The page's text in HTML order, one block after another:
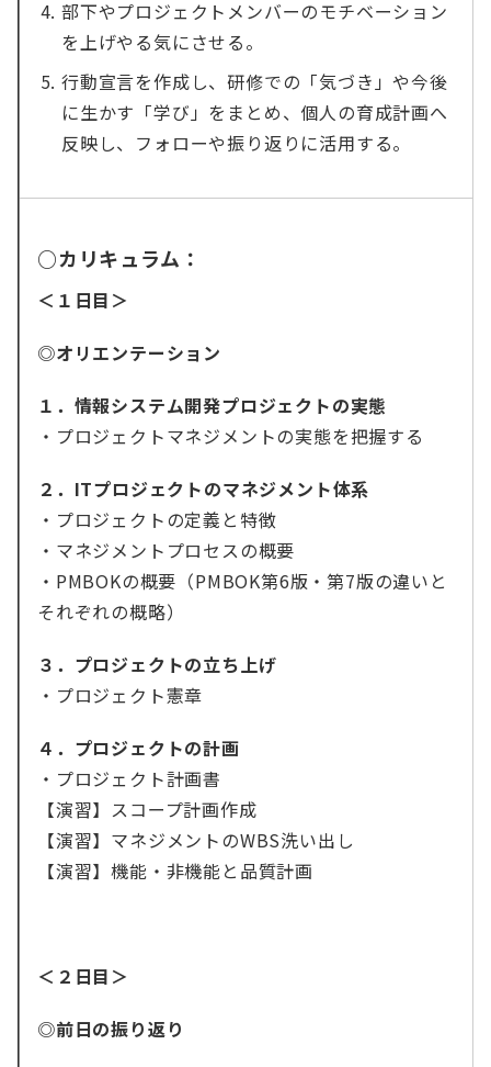
部下やプロジェクトメンバーのモチベーション
を上げやる気にさせる。
行動宣言を作成し、研修での「気づき」や今後
に生かす「学び」をまとめ、個人の育成計画へ
反映し、フォローや振り返りに活用する。
○カリキュラム：
＜１日目＞
◎オリエンテーション
１．情報システム開発プロジェクトの実態
・プロジェクトマネジメントの実態を把握する
２．ITプロジェクトのマネジメント体系
・プロジェクトの定義と特徴
・マネジメントプロセスの概要
・PMBOKの概要（PMBOK第6版・第7版の違いと
それぞれの概略）
３．プロジェクトの立ち上げ
・プロジェクト憲章
４．プロジェクトの計画
・プロジェクト計画書
【演習】スコープ計画作成
【演習】マネジメントのWBS洗い出し
【演習】機能・非機能と品質計画
＜２日目＞
◎前日の振り返り